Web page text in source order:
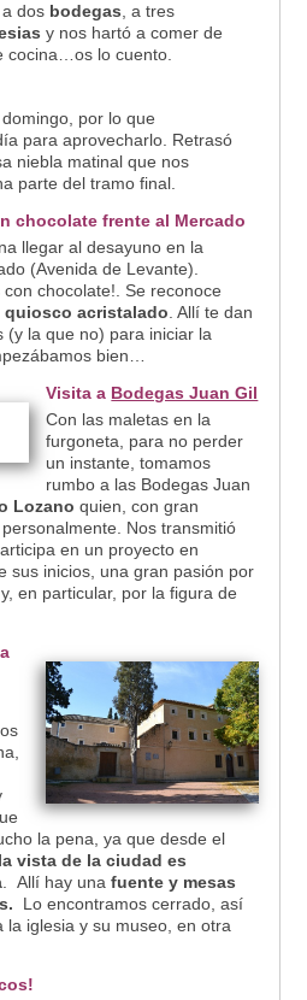
dos bodegas , a tres
y nos hartó a comer de
cocina…os lo cuento.
por lo que
para aprovecharlo. Retrasó
niebla matinal que nos
parte del tramo final.
chocolate frente al Mercado
llegar al desayuno en la
(Avenida de Levante).
chocolate!. Se reconoce
quiosco acristalado . Allí te dan
(y la que no) para iniciar la
bien…
Visita a Bodegas Juan Gil
Con las maletas en la
furgoneta, para no perder
un instante, tomamos
rumbo a las Bodegas Juan
Lozano quien, con gran
Nos transmitió
en un proyecto en
sus inicios, una gran pasión por
en particular, por la figura de
la pena, ya que desde el
la vista de la ciudad es
. Allí hay una fuente y mesas
Lo encontramos cerrado, así
iglesia y su museo, en otra